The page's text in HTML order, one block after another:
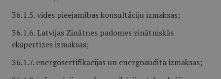
36.1.5. vides pieejamības konsultāciju izmaksas;
36.1.6. Latvijas Zinātnes padomes zinātniskās
ekspertīzes izmaksas;
36.1.7. energosertifikācijas un energoaudita izmaksas;